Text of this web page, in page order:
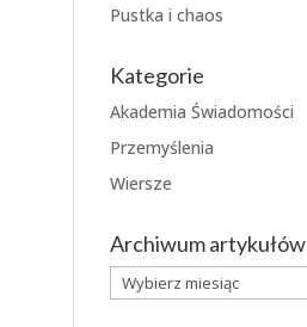
Pustka i chaos
Kategorie
Akademia Świadomości
Przemyślenia
Wiersze
Archiwum artykułów
Archiwum
artykułów